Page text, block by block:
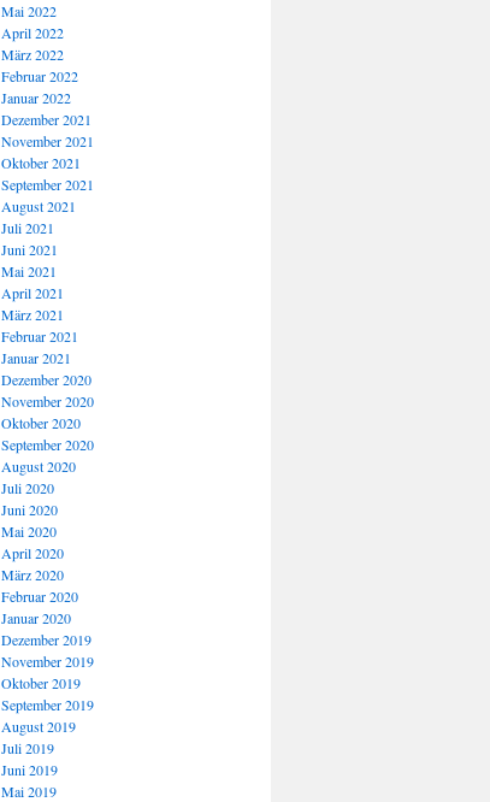
Mai 2022
April 2022
März 2022
Februar 2022
Januar 2022
Dezember 2021
November 2021
Oktober 2021
September 2021
August 2021
Juli 2021
Juni 2021
Mai 2021
April 2021
März 2021
Februar 2021
Januar 2021
Dezember 2020
November 2020
Oktober 2020
September 2020
August 2020
Juli 2020
Juni 2020
Mai 2020
April 2020
März 2020
Februar 2020
Januar 2020
Dezember 2019
November 2019
Oktober 2019
September 2019
August 2019
Juli 2019
Juni 2019
Mai 2019